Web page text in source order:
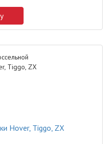
Hover, Tiggo, ZX